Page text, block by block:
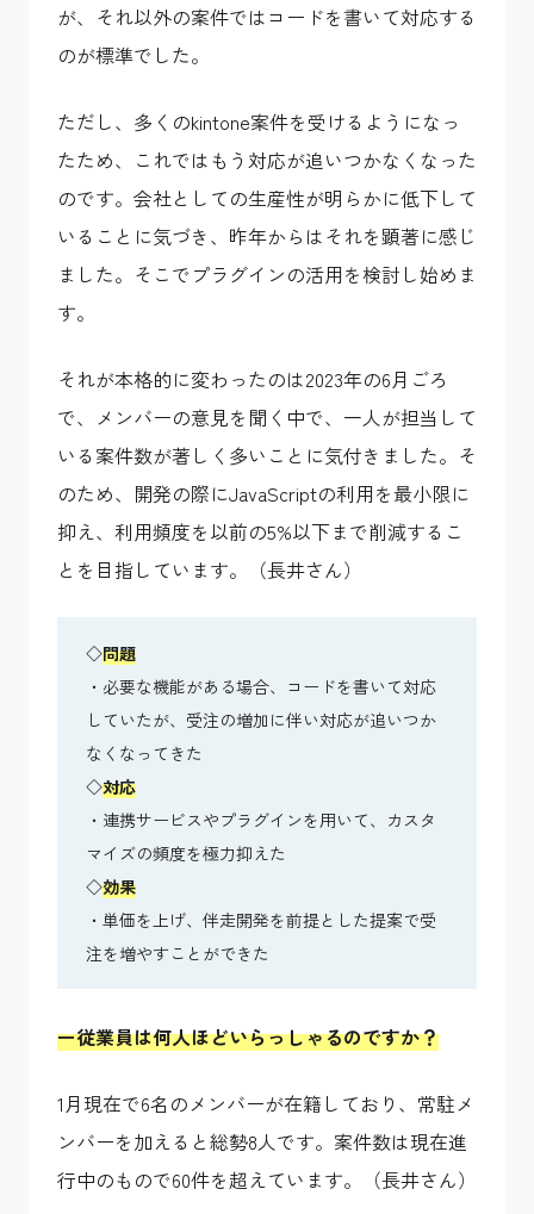
が、それ以外の案件ではコードを書いて対応する
のが標準でした。
ただし、多くのkintone案件を受けるようになっ
たため、これではもう対応が追いつかなくなった
のです。会社としての生産性が明らかに低下して
いることに気づき、昨年からはそれを顕著に感じ
ました。そこでプラグインの活用を検討し始めま
す。
それが本格的に変わったのは2023年の6月ごろ
で、メンバーの意見を聞く中で、一人が担当して
いる案件数が著しく多いことに気付きました。そ
のため、開発の際にJavaScriptの利用を最小限に
抑え、利用頻度を以前の5%以下まで削減するこ
とを目指しています。（長井さん）
◇問題
・必要な機能がある場合、コードを書いて対応
していたが、受注の増加に伴い対応が追いつか
なくなってきた
◇対応
・連携サービスやプラグインを用いて、カスタ
マイズの頻度を極力抑えた
◇効果
・単価を上げ、伴走開発を前提とした提案で受
注を増やすことができた
ー従業員は何人ほどいらっしゃるのですか？
1月現在で6名のメンバーが在籍しており、常駐メ
ンバーを加えると総勢8人です。案件数は現在進
行中のもので60件を超えています。（長井さん）